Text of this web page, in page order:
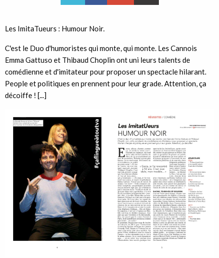
Les ImitaTueurs : Humour Noir.
C'est le Duo d'humoristes qui monte, qui monte. Les Cannois
Emma Gattuso et Thibaud Choplin ont uni leurs talents de
comédienne et d'imitateur pour proposer un spectacle hilarant.
People et politiques en prennent pour leur grade. Attention, ça
décoiffe ! [...]